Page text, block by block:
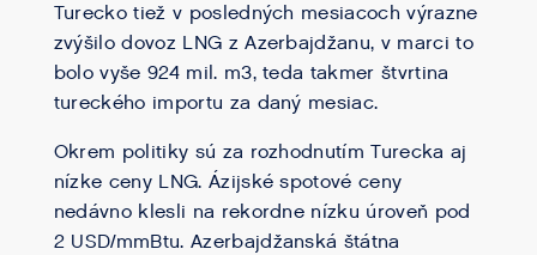
Turecko tiež v posledných mesiacoch výrazne
zvýšilo dovoz LNG z Azerbajdžanu, v marci to
bolo vyše 924 mil. m3, teda takmer štvrtina
tureckého importu za daný mesiac.
Okrem politiky sú za rozhodnutím Turecka aj
nízke ceny LNG. Ázijské spotové ceny
nedávno klesli na rekordne nízku úroveň pod
2 USD/mmBtu. Azerbajdžanská štátna